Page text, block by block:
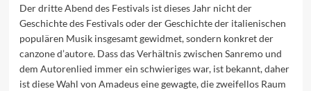
Der dritte Abend des Festivals ist dieses Jahr nicht der
Geschichte des Festivals oder der Geschichte der italienischen
populären Musik insgesamt gewidmet, sondern konkret der
canzone d’autore. Dass das Verhältnis zwischen Sanremo und
dem Autorenlied immer ein schwieriges war, ist bekannt, daher
ist diese Wahl von Amadeus eine gewagte, die zweifellos Raum